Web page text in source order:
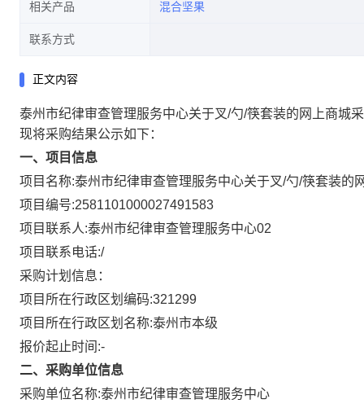
相关产品 混合坚果
联系方式
正文内容
泰州市纪律审查管理服务中心关于叉/勺/筷套装的网上商城
现将采购结果公示如下：
一、项目信息
项目名称:泰州市纪律审查管理服务中心关于叉/勺/筷套装的
项目编号:2581101000027491583
项目联系人:泰州市纪律审查管理服务中心02
项目联系电话:/
采购计划信息：
项目所在行政区划编码:321299
项目所在行政区划名称:泰州市本级
报价起止时间:-
二、采购单位信息
采购单位名称:泰州市纪律审查管理服务中心